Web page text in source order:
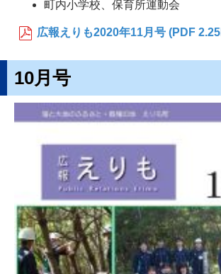
町内小学校、保育所運動会
広報えりも2020年11月号 (PDF
10月号